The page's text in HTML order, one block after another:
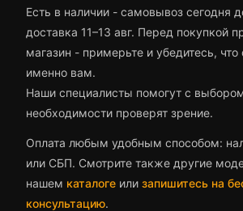
Есть в наличии - самовывоз сегодня
доставка 11–13 авг. Перед покупкой
магазин - примерьте и убедитесь, что
именно вам.
Наши специалисты помогут с
необходимости проверят зрение.
Оплата любым удобным способом:
или СБП. Смотрите также другие
нашем каталоге или запишитесь на
консультацию.